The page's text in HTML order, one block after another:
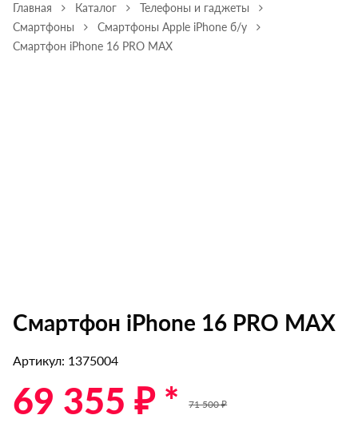
Главная Каталог
Телефоны и гаджеты
Смартфоны
Смартфоны Apple iPhone б/у
Смартфон iPhone 16 PRO MAX
Смартфон iPhone 16 PRO MAX
Артикул: 1375004
69 355 ₽ * 71 500 ₽